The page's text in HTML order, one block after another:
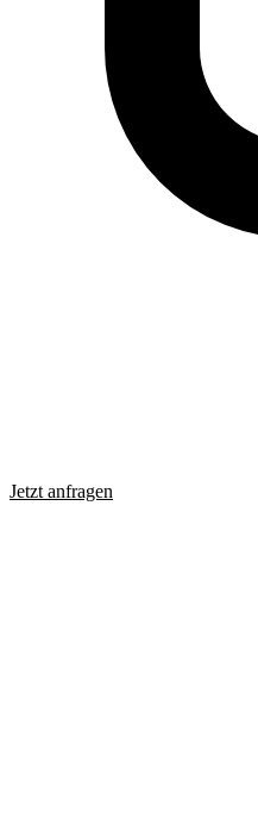
Jetzt anfragen